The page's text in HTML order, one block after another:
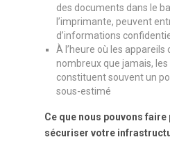
des documents dans le
l’imprimante, peuvent
d’informations
À l’heure où les
nombreux que jamais,
constituent souvent un
sous-estimé
Ce que nous pouvons
sécuriser votre